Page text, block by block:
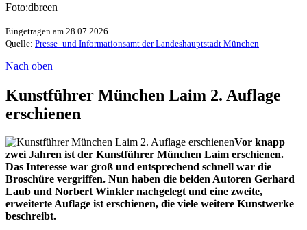
Foto:dbreen
Eingetragen am 28.07.2026
Quelle: Presse- und Informationsamt der Landeshauptstadt München
Nach oben
Kunstführer München Laim 2. Auflage
erschienen
Vor knapp
zwei Jahren ist der Kunstführer München Laim erschienen.
Das Interesse war groß und entsprechend schnell war die
Broschüre vergriffen. Nun haben die beiden Autoren Gerhard
Laub und Norbert Winkler nachgelegt und eine zweite,
erweiterte Auflage ist erschienen, die viele weitere Kunstwerke
beschreibt.